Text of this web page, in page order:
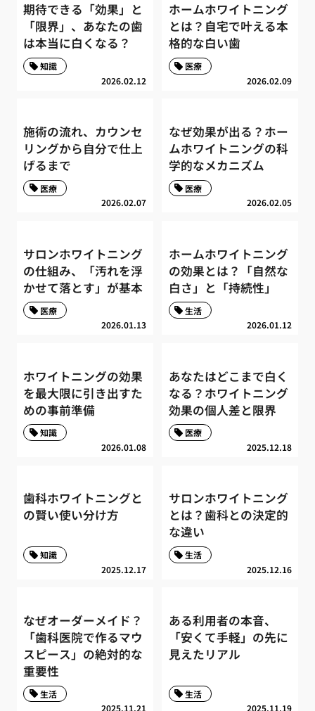
期待できる「効果」と
「限界」、あなたの歯
は本当に白くなる？
2026.02.12
知識
ホームホワイトニング
とは？自宅で叶える本
格的な白い歯
2026.02.09
医療
施術の流れ、カウンセ
リングから自分で仕上
げるまで
2026.02.07
医療
なぜ効果が出る？ホー
ムホワイトニングの科
学的なメカニズム
2026.02.05
医療
サロンホワイトニング
の仕組み、「汚れを浮
かせて落とす」が基本
2026.01.13
医療
ホームホワイトニング
の効果とは？「自然な
白さ」と「持続性」
2026.01.12
生活
ホワイトニングの効果
を最大限に引き出すた
めの事前準備
2026.01.08
知識
あなたはどこまで白く
なる？ホワイトニング
効果の個人差と限界
2025.12.18
医療
歯科ホワイトニングと
の賢い使い分け方
2025.12.17
知識
サロンホワイトニング
とは？歯科との決定的
な違い
2025.12.16
生活
なぜオーダーメイド？
「歯科医院で作るマウ
スピース」の絶対的な
重要性
2025.11.21
生活
ある利用者の本音、
「安くて手軽」の先に
見えたリアル
2025.11.19
生活